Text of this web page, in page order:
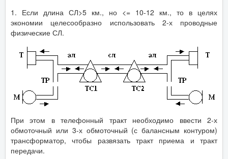
1. Если длина СЛ>5 км., но <= 10-12 км., то в целях
экономии целесообразно использовать 2-х проводные
физические СЛ.
При этом в телефонный тракт необходимо ввести 2-х
обмоточный или 3-х обмоточный (с балансным контуром)
трансформатор, чтобы развязать тракт приема и тракт
передачи.